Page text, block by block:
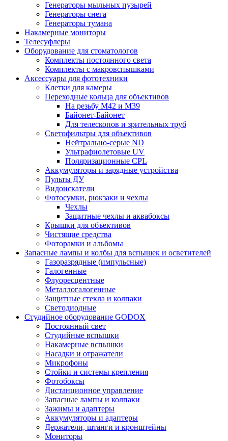
Генераторы мыльных пузырей
Генераторы снега
Генераторы тумана
Накамерные мониторы
Телесуфлеры
Оборудование для стоматологов
Комплекты постоянного света
Комплекты с макровспышками
Аксессуары для фототехники
Клетки для камеры
Переходные кольца для объективов
На резьбу М42 и М39
Байонет-Байонет
Для телескопов и зрительных труб
Светофильтры для объективов
Нейтрально-серые ND
Ультрафиолетовые UV
Поляризационные CPL
Аккумуляторы и зарядные устройства
Пульты ДУ
Видоискатели
Фотосумки, рюкзаки и чехлы
Чехлы
Защитные чехлы и аквабоксы
Крышки для объективов
Чистящие средства
Фоторамки и альбомы
Запасные лампы и колбы для вспышек и осветителей
Газоразрядные (импульсные)
Галогенные
Флуоресцентные
Металлогалогенные
Защитные стекла и колпаки
Светодиодные
Студийное оборудование GODOX
Постоянный свет
Студийные вспышки
Накамерные вспышки
Насадки и отражатели
Микрофоны
Стойки и системы крепления
Фотобоксы
Дистанционное управление
Запасные лампы и колпаки
Зажимы и адаптеры
Аккумуляторы и адаптеры
Держатели, штанги и кронштейны
Мониторы